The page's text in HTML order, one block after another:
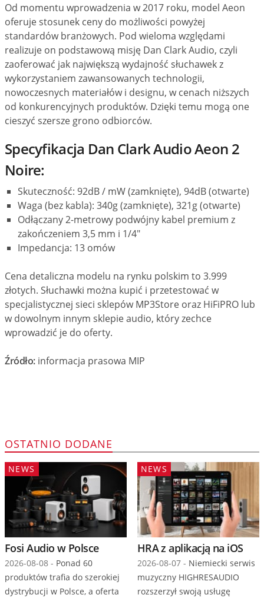
Od momentu wprowadzenia w 2017 roku, model Aeon
oferuje stosunek ceny do możliwości powyżej
standardów branżowych. Pod wieloma względami
realizuje on podstawową misję Dan Clark Audio, czyli
zaoferować jak największą wydajność słuchawek z
wykorzystaniem zawansowanych technologii,
nowoczesnych materiałów i designu, w cenach niższych
od konkurencyjnych produktów. Dzięki temu mogą one
cieszyć szersze grono odbiorców.
Specyfikacja Dan Clark Audio Aeon 2
Noire:
Skuteczność: 92dB / mW (zamknięte), 94dB (otwarte)
Waga (bez kabla): 340g (zamknięte), 321g (otwarte)
Odłączany 2-metrowy podwójny kabel premium z
zakończeniem 3,5 mm i 1/4"
Impedancja: 13 omów
Cena detaliczna modelu na rynku polskim to 3.999
złotych. Słuchawki można kupić i przetestować w
specjalistycznej sieci sklepów MP3Store oraz HiFiPRO lub
w dowolnym innym sklepie audio, który zechce
wprowadzić je do oferty.
Źródło:informacja prasowa MIP
OSTATNIO DODANE
Fosi Audio w Polsce
2026-08-08 - Ponad 60
produktów trafia do szerokiej
dystrybucji w Polsce, a oferta
NEWS
HRA z aplikacją na iOS
2026-08-07 - Niemiecki serwis
muzyczny HIGHRESAUDIO
rozszerzył swoją usługę
NEWS